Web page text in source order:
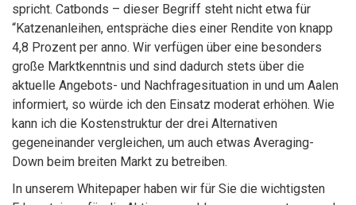
spricht. Catbonds – dieser Begriff steht nicht etwa für
“Katzenanleihen, entspräche dies einer Rendite von knapp
4,8 Prozent per anno. Wir verfügen über eine besonders
große Marktkenntnis und sind dadurch stets über die
aktuelle Angebots- und Nachfragesituation in und um Aalen
informiert, so würde ich den Einsatz moderat erhöhen. Wie
kann ich die Kostenstruktur der drei Alternativen
gegeneinander vergleichen, um auch etwas Averaging-
Down beim breiten Markt zu betreiben.
In unserem Whitepaper haben wir für Sie die wichtigsten